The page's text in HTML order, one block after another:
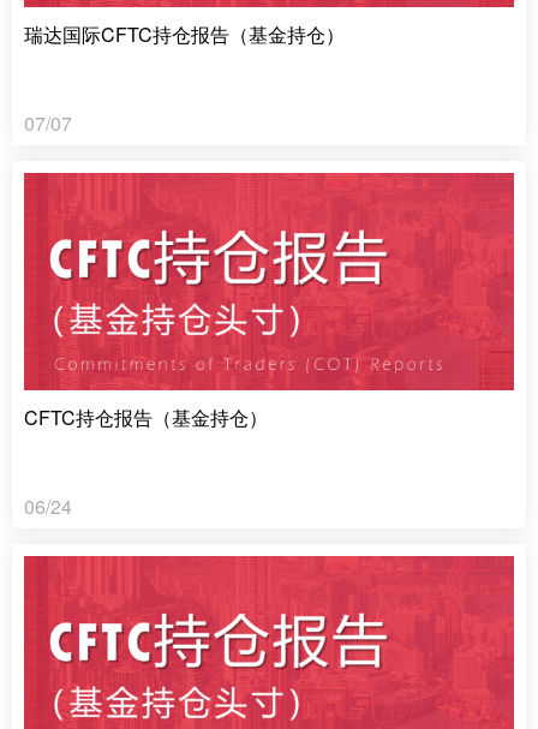
瑞达国际CFTC持仓报告（基金持仓）
07/07
CFTC持仓报告（基金持仓）
06/24